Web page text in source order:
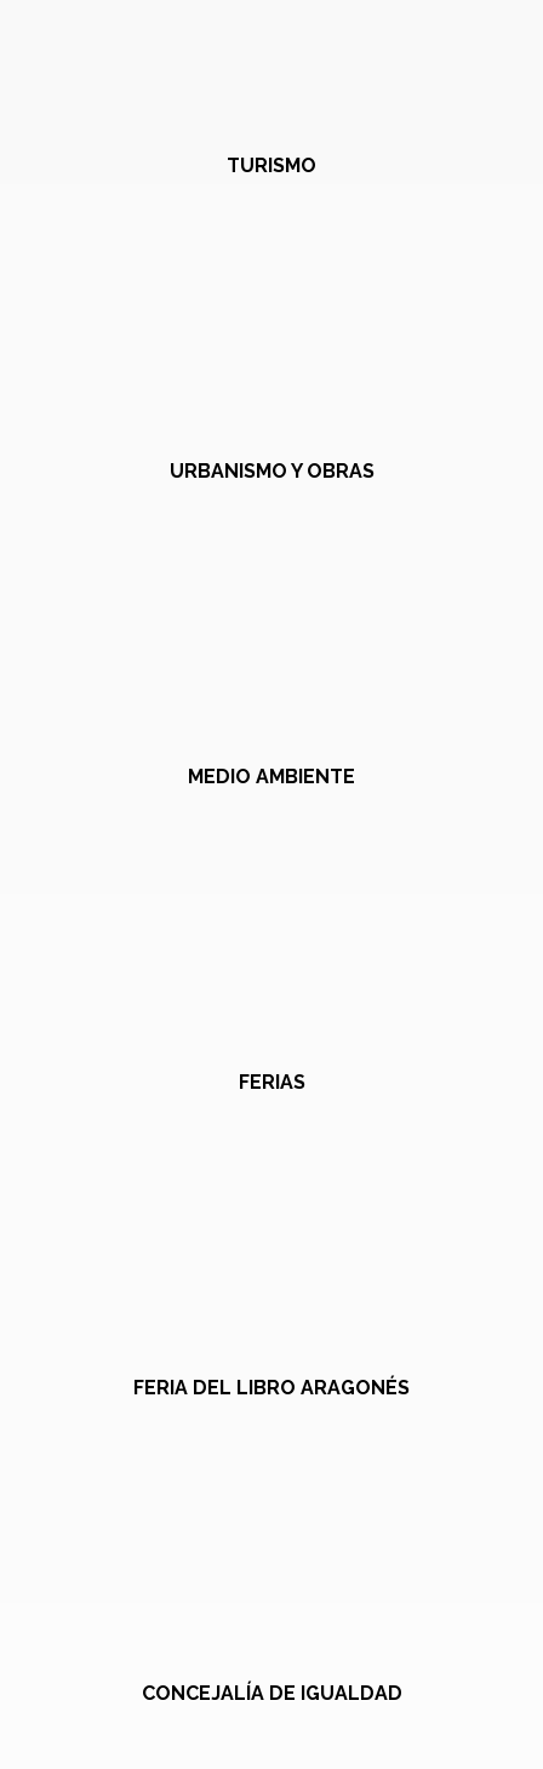
TURISMO
URBANISMO Y OBRAS
MEDIO AMBIENTE
FERIAS
FERIA DEL LIBRO ARAGONÉS
CONCEJALÍA DE IGUALDAD